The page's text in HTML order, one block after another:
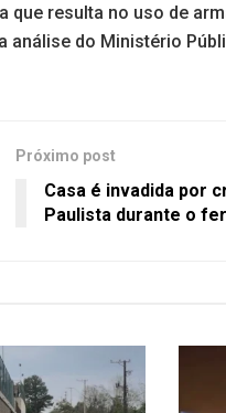
que resulta no uso de
análise do Ministério
Próximo post
Casa é invadida por
Paulista durante o